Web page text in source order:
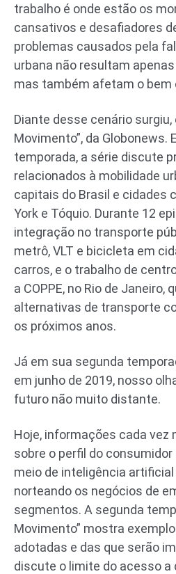
trabalho é onde estão os
cansativos e desafiadores
problemas causados pela
urbana não resultam
mas também afetam o bem
Diante desse cenário surgiu,
Movimento”, da Globonews.
temporada, a série discute
relacionados à mobilidade
capitais do Brasil e cidades
York e Tóquio. Durante 12
integração no transporte
metrô, VLT e bicicleta em
carros, e o trabalho de
a COPPE, no Rio de
alternativas de transporte
os próximos anos.
Já em sua segunda
em junho de 2019, nosso
futuro não muito distante.
Hoje, informações cada vez
sobre o perfil do
meio de inteligência artificial
norteando os negócios de
segmentos. A segunda
Movimento” mostra
adotadas e das que serão
discute o limite do acesso a